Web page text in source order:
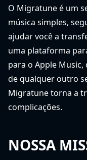
O Migratune é um
música simples,
ajudar você a
uma plataforma
para o Apple Music,
de qualquer outro
Migratune torna a
complicações.
NOSSA